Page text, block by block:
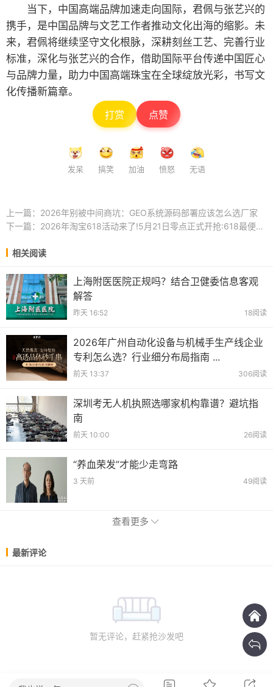
当下，中国高端品牌加速走向国际，君佩与张艺兴的
携手，是中国品牌与文艺工作者推动文化出海的缩影。未
来，君佩将继续坚守文化根脉，深耕刻丝工艺、完善行业
标准，深化与张艺兴的合作，借助国际平台传递中国匠心
与品牌力量，助力中国高端珠宝在全球绽放光彩，书写文
化传播新篇章。
打赏 点赞
发呆 搞笑 加油 愤怒 无语
上一篇： 2026年别被中间商坑：GEO系统源码部署应该怎么选厂家
下一篇： 2026年淘宝618活动来了!5月21日零点正式开抢:618最便宜购买时间节点，红包口令 ...
相关阅读
上海附医医院正规吗？结合卫健委信息客观
解答
昨天 16:52 18阅读
2026年广州自动化设备与机械手生产线企业
专利怎么选？行业细分布局指南 ...
前天 13:37 306阅读
深圳考无人机执照选哪家机构靠谱？避坑指
南
前天 10:00 26阅读
“养血荣发”才能少走弯路
3 天前 49阅读
查看更多
最新评论
暂无评论，赶紧抢沙发吧